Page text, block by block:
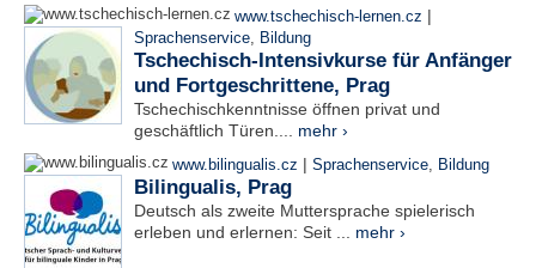
www.tschechisch-lernen.cz |
Sprachenservice, Bildung
Tschechisch-Intensivkurse für Anfänger
und Fortgeschrittene, Prag
Tschechischkenntnisse öffnen privat und
geschäftlich Türen.... mehr ›
www.bilingualis.cz | Sprachenservice, Bildung
Bilingualis, Prag
Deutsch als zweite Muttersprache spielerisch
erleben und erlernen: Seit ... mehr ›